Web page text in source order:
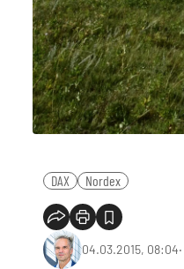
DAX Nordex
04.03.2015, 08:04‧